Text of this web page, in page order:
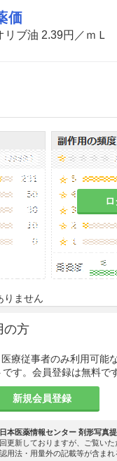
価
リブ油 2.39円／ｍＬ
りません
の方
療従事者のみ利用可能
す。会員登録は無料です
新規会員登録
本医薬情報センター 剤形写真
更新しておりますが、ご覧い
用法・用量外の記載等が含ま